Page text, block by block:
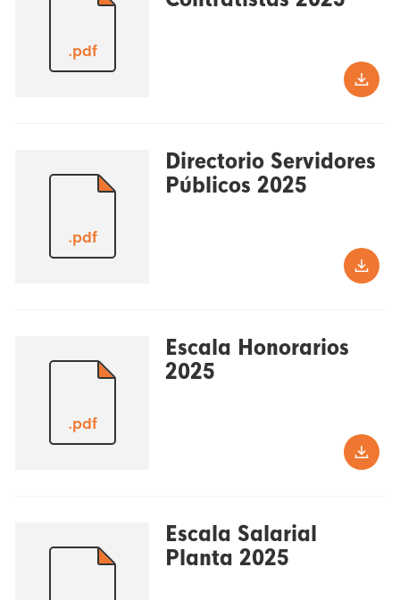
.pdf
.pdf
Directorio Servidores
Públicos 2025
.pdf
Escala Honorarios
2025
Escala Salarial
Planta 2025